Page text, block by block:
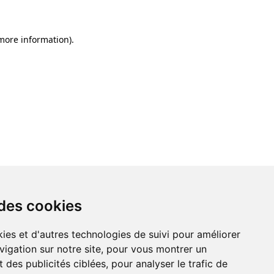
cookies
et d'autres technologies de suivi pour améliorer
sur notre site, pour vous montrer un
des publicités ciblées, pour analyser le trafic de
information).